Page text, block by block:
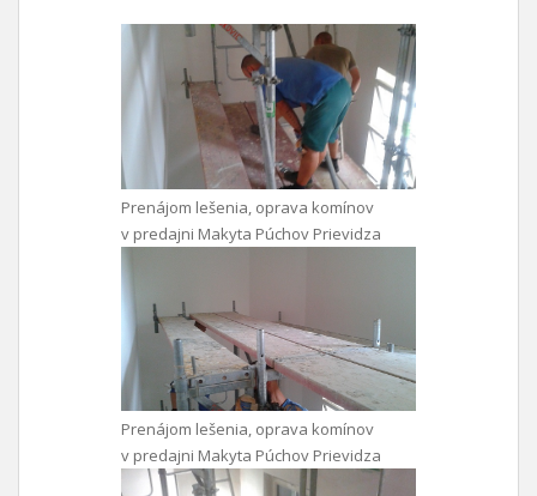
Prenájom lešenia, oprava komínov
v predajni Makyta Púchov Prievidza
Prenájom lešenia, oprava komínov
v predajni Makyta Púchov Prievidza